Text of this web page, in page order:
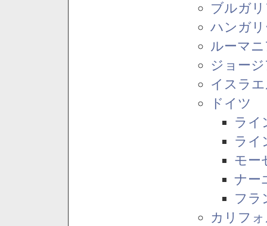
ブルガ
ハンガ
ルーマ
ジョー
イスラ
ドイツ
ライ
ライ
モー
ナー
フラ
カリフ